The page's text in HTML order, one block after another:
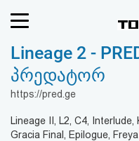
რეიტინგი
(მთავარი)
ფოსტა
Lineage 2 -
პრედატორ
https://pred.ge
Lineage II, L2, C4, Interlude,
Gracia Final, Epilogue, Freya